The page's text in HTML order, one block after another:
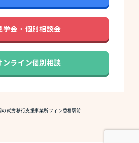
学会・個別相談会
ンライン個別相談
の就労移行支援事業所フィン香椎駅前